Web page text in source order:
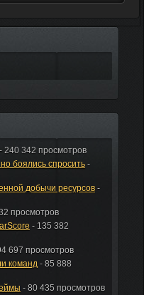
- 240 342 просмотров
боялись спросить-
добычи ресурсов-
просмотров
- 135 382
697 просмотров
команд- 85 888
- 80 435 просмотров